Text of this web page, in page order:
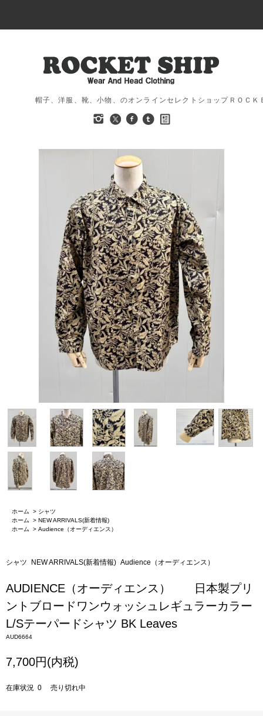
帽子、洋服、靴、小物、のオンラインセレクトショップＲＯＣ
ホーム > シャツ
ホーム
> NEW ARRIVALS(新着情報)
ホーム
> Audience（オーディエンス）
シャツ NEW ARRIVALS(新着情報) Audience（オーディエンス）
AUDIENCE（オーディエンス） 日本製プリ
ントブロードワンウォッシュレギュラーカラー
L/Sテーパードシャツ BK Leaves
AUD6664
7,700円(内税)
在庫状況 0 売り切れ中